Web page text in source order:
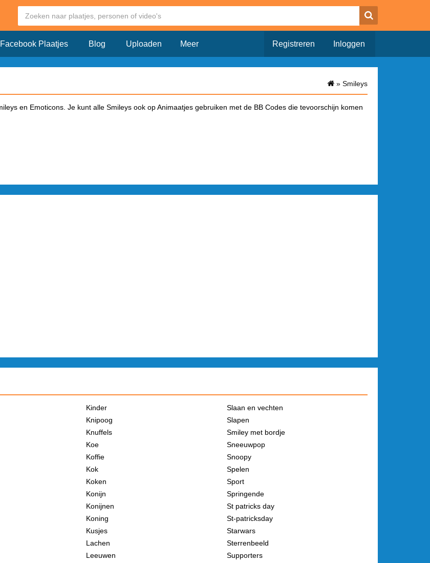
Facebook Plaatjes Blog Uploaden Meer Registreren Inloggen
» Smileys
en Emoticons. Je kunt alle Smileys ook op Animaatjes gebruiken met de BB Codes die tevoorschijn komen
Kinder
Knipoog
Knuffels
Koe
Koffie
Kok
Koken
Konijn
Konijnen
Koning
Kusjes
Lachen
Leeuwen
Slaan en vechten
Slapen
Smiley met bordje
Sneeuwpop
Snoopy
Spelen
Sport
Springende
St patricks day
St-patricksday
Starwars
Sterrenbeeld
Supporters